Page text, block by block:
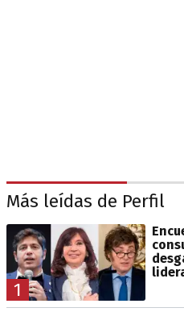
Más leídas de Perfil
1